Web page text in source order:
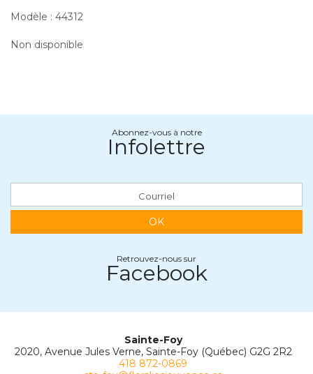
Modèle : 44312
Non disponible
Abonnez-vous à notre
Infolettre
OK
Retrouvez-nous sur
Facebook
Sainte-Foy
2020, Avenue Jules Verne, Sainte-Foy (Québec) G2G 2R2
418 872-0869